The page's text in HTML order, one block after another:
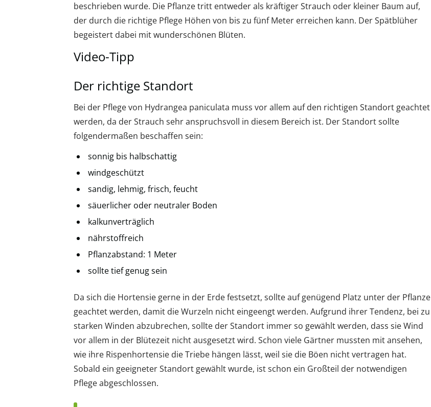
beschrieben wurde. Die Pflanze tritt entweder als kräftiger Strauch oder kleiner Baum auf,
der durch die richtige Pflege Höhen von bis zu fünf Meter erreichen kann. Der Spätblüher
begeistert dabei mit wunderschönen Blüten.
Video-Tipp
Der richtige Standort
Bei der Pflege von Hydrangea paniculata muss vor allem auf den richtigen Standort geachtet
werden, da der Strauch sehr anspruchsvoll in diesem Bereich ist. Der Standort sollte
folgendermaßen beschaffen sein:
sonnig bis halbschattig
windgeschützt
sandig, lehmig, frisch, feucht
säuerlicher oder neutraler Boden
kalkunverträglich
nährstoffreich
Pflanzabstand: 1 Meter
sollte tief genug sein
Da sich die Hortensie gerne in der Erde festsetzt, sollte auf genügend Platz unter der Pflanze
geachtet werden, damit die Wurzeln nicht eingeengt werden. Aufgrund ihrer Tendenz, bei zu
starken Winden abzubrechen, sollte der Standort immer so gewählt werden, dass sie Wind
vor allem in der Blütezeit nicht ausgesetzt wird. Schon viele Gärtner mussten mit ansehen,
wie ihre Rispenhortensie die Triebe hängen lässt, weil sie die Böen nicht vertragen hat.
Sobald ein geeigneter Standort gewählt wurde, ist schon ein Großteil der notwendigen
Pflege abgeschlossen.